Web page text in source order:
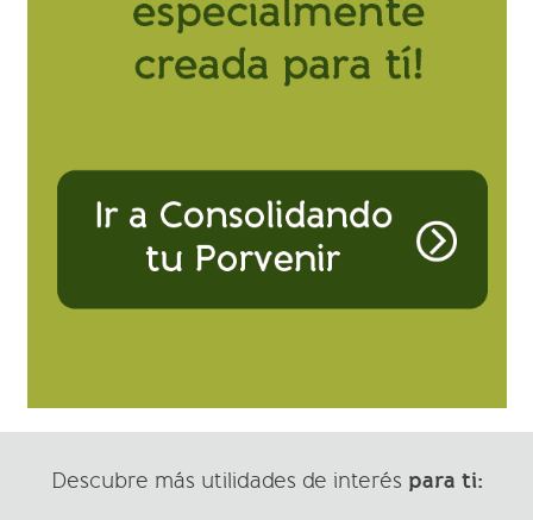
Descubre más utilidades de interés para ti: